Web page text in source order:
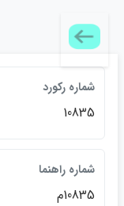
شماره رکورد
10835
شماره راهنما
10835م